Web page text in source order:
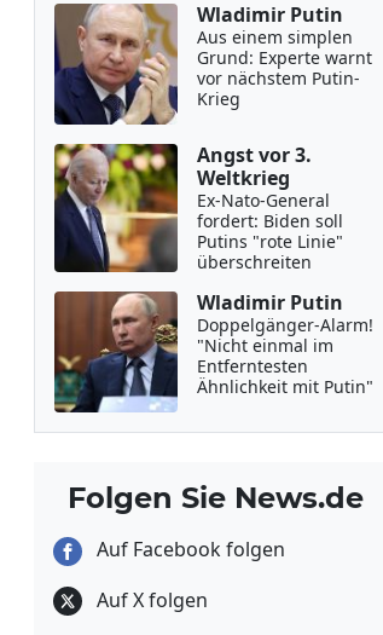
Wladimir Putin
Aus einem simplen
Grund: Experte warnt
vor nächstem Putin-
Krieg
Angst vor 3.
Weltkrieg
Ex-Nato-General
fordert: Biden soll
Putins "rote Linie"
überschreiten
Wladimir Putin
Doppelgänger-Alarm!
"Nicht einmal im
Entferntesten
Ähnlichkeit mit Putin"
Folgen Sie News.de
Auf Facebook folgen
Auf X folgen